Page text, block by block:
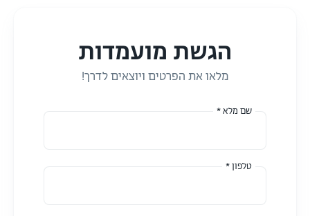
הגשת מועמדות
מלאו את הפרטים ויוצאים לדרך!
שם מלא *
טלפון *